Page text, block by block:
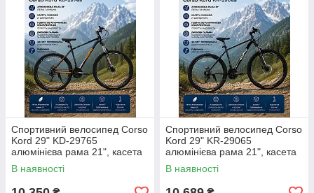
Спортивний велосипед Corso
Kord 29" KD-29765
алюмінієва рама 21", касета
Shimano 21 швидкість,
повністю алюмінієва
В наявності
Спортивний велосипед Corso
Kord 29" KR-29065
алюмінієва рама 21", касета
Shimano 21 швидкість,
повністю алюмінієва
В наявності